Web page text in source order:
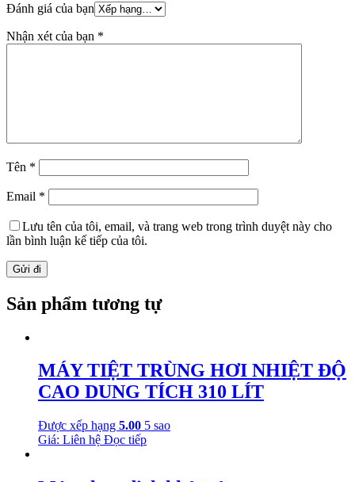
Đánh giá của bạn
Nhận xét của bạn *
Tên *
Email *
Lưu tên của tôi, email, và trang web trong trình duyệt này cho
lần bình luận kế tiếp của tôi.
Sản phẩm tương tự
MÁY TIỆT TRÙNG HƠI NHIỆT ĐỘ
CAO DUNG TÍCH 310 LÍT
Được xếp hạng 5.00 5 sao
Giá: Liên hệ Đọc tiếp